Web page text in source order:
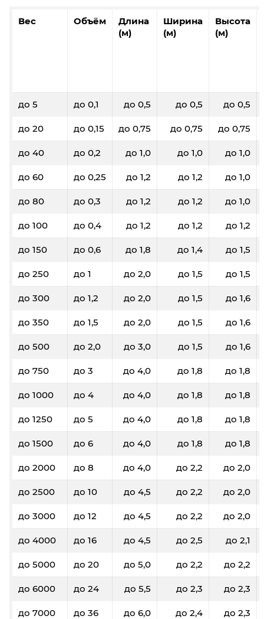
Вес Объём
Длина
(м)
Ширина
(м)
Высота
(м)
до 5 до 0,1 до 0,5 до 0,5 до 0,5
до 20 до 0,15 до 0,75 до 0,75 до 0,75
до 40 до 0,2 до 1,0 до 1,0 до 1,0
до 60 до 0,25 до 1,2 до 1,2 до 1,0
до 80 до 0,3 до 1,2 до 1,2 до 1,0
до 100 до 0,4 до 1,2 до 1,2 до 1,2
до 150 до 0,6 до 1,8 до 1,4 до 1,5
до 250 до 1 до 2,0 до 1,5 до 1,5
до 300 до 1,2 до 2,0 до 1,5 до 1,6
до 350 до 1,5 до 2,0 до 1,5 до 1,6
до 500 до 2,0 до 3,0 до 1,5 до 1,6
до 750 до 3 до 4,0 до 1,8 до 1,8
до 1000 до 4 до 4,0 до 1,8 до 1,8
до 1250 до 5 до 4,0 до 1,8 до 1,8
до 1500 до 6 до 4,0 до 1,8 до 1,8
до 2000 до 8 до 4,0 до 2,2 до 2,0
до 2500 до 10 до 4,5 до 2,2 до 2,0
до 3000 до 12 до 4,5 до 2,2 до 2,0
до 4000 до 16 до 4,5 до 2,5 до 2,1
до 5000 до 20 до 5,0 до 2,2 до 2,2
до 6000 до 24 до 5,5 до 2,3 до 2,3
до 7000 до 36 до 6,0 до 2,4 до 2,3